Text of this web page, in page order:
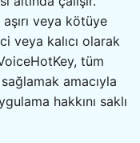
veya kötüye
veya kalıcı olarak
tüm
amacıyla
hakkını saklı